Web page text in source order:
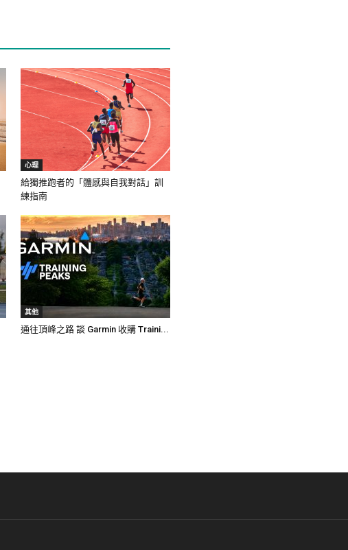
心理
給獨推跑者的「體感與自我對話」訓
練指南
其他
通往頂峰之路 談 Garmin 收購 Traini...